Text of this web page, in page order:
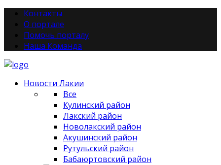
Контакты
О портале
Помочь порталу
Наша Команда
Новости Лакии
Все
Кулинский район
Лакский район
Новолакский район
Акушинский район
Рутульский район
Бабаюртовский район